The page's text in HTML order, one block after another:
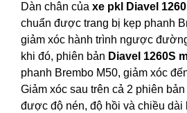
Dàn chân của xe pkl Diavel 1260
chuẩn được trang bị kẹp phanh
giảm xóc hành trình ngược
khi đó, phiên bản Diavel 1260S
phanh Brembo M50, giảm xóc
Giảm xóc sau trên cả 2 phiên
được độ nén, độ hồi và chiều dài